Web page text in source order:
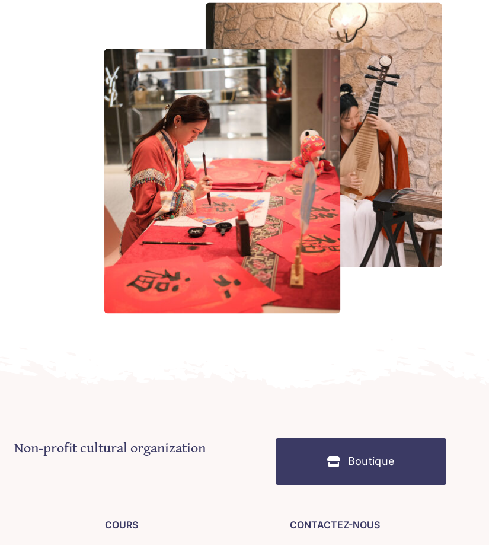
Non-profit cultural organization
Boutique
COURS CONTACTEZ-NOUS